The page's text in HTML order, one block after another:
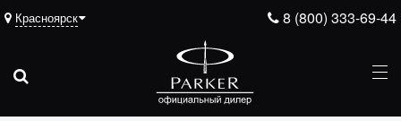
8 (800) 333-69-44
Красноярск